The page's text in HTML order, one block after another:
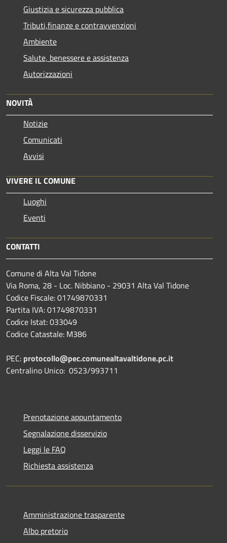
Giustizia e sicurezza pubblica
Tributi,finanze e contravvenzioni
Ambiente
Salute, benessere e assistenza
Autorizzazioni
NOVITÀ
Notizie
Comunicati
Avvisi
VIVERE IL COMUNE
Luoghi
Eventi
CONTATTI
Comune di Alta Val Tidone
Via Roma, 28 - Loc. Nibbiano - 29031 Alta Val Tidone
Codice Fiscale: 01749870331
Partita IVA: 01749870331
Codice Istat: 033049
Codice Catastale: M386
PEC: protocollo@pec.comunealtavaltidone.pc.it
Centralino Unico: 0523/993711
Prenotazione appuntamento
Segnalazione disservizio
Leggi le FAQ
Richiesta assistenza
Amministrazione trasparente
Albo pretorio